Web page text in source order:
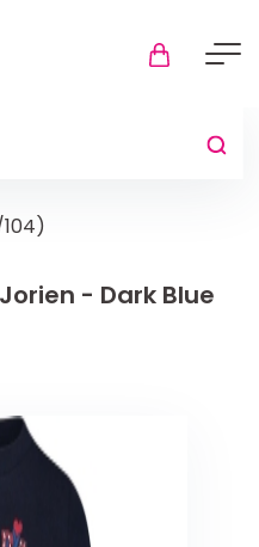
- Dark Blue